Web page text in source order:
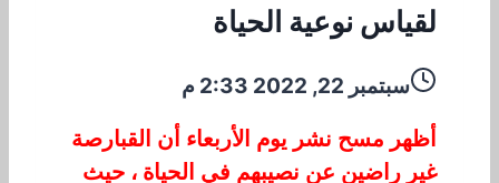
لقياس نوعية الحياة
سبتمبر 22, 2022 2:33 م
أظهر مسح نشر يوم الأربعاء أن القبارصة
غير راضين عن نصيبهم في الحياة ، حيث